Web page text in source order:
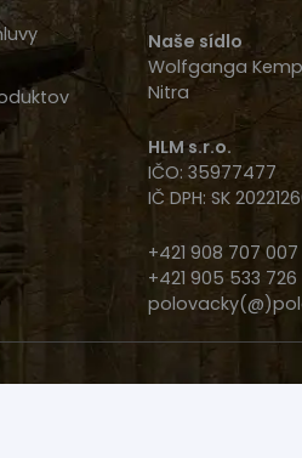
Naše sídlo
Wolfganga
Nitra
HLM s.r.o.
IČO: 35977477
IČ DPH: SK
+421 908 707 007
+421 905 533 726